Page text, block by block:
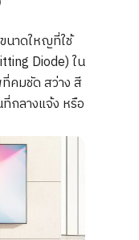
นาดใหญที่ใช้
Diode) ใน
คมชัด สว่าง สี
กลางแจ้ง หรือ